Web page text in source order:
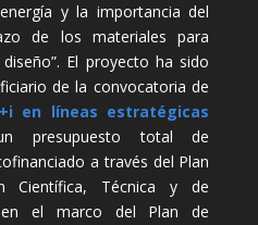
y la importancia del
de los materiales para
El proyecto ha sido
de la convocatoria de
en líneas estratégicas
presupuesto total de
a través del Plan
Científica, Técnica y de
en el marco del Plan de